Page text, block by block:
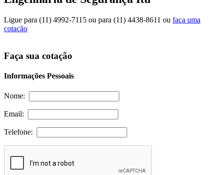
Ligue para (11) 4992-7115 ou para (11) 4438-8611 ou faça uma
cotação
Faça sua cotação
Informações Pessoais
Nome:
Email:
Telefone: